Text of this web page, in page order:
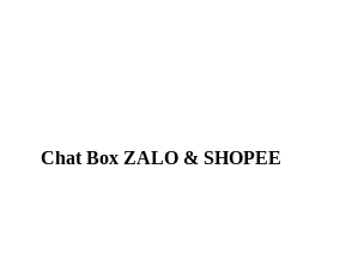
Chat Box ZALO & SHOPEE